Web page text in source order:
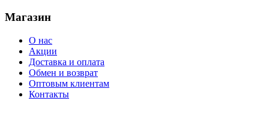
Магазин
О нас
Акции
Доставка и оплата
Обмен и возврат
Оптовым клиентам
Контакты